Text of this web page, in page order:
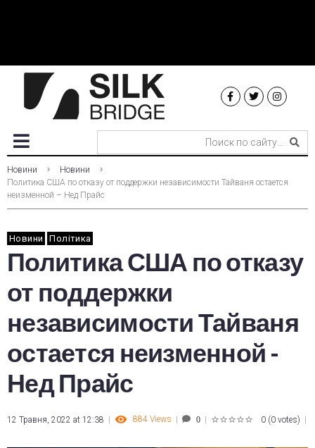
Новини
Новини
Политика США по отказу от поддержки независимости Тайваня остается
неизменной – Нед Прайс
Новини Політика
Политика США по отказу
от поддержки
независимости Тайваня
остается неизменной -
Нед Прайс
12 Травня, 2022 at 12:38 884 Views 0 0 (0 votes)